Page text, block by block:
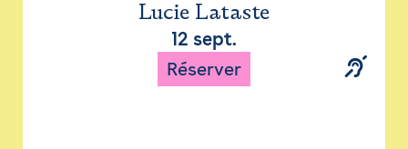
Lucie Lataste
12 sept.
Réserver